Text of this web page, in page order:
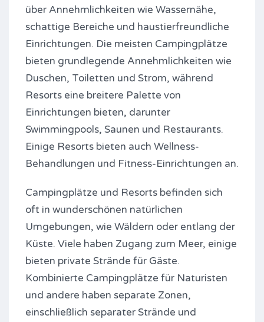
über Annehmlichkeiten wie Wassernähe,
schattige Bereiche und haustierfreundliche
Einrichtungen. Die meisten Campingplätze
bieten grundlegende Annehmlichkeiten wie
Duschen, Toiletten und Strom, während
Resorts eine breitere Palette von
Einrichtungen bieten, darunter
Swimmingpools, Saunen und Restaurants.
Einige Resorts bieten auch Wellness-
Behandlungen und Fitness-Einrichtungen an.
Campingplätze und Resorts befinden sich
oft in wunderschönen natürlichen
Umgebungen, wie Wäldern oder entlang der
Küste. Viele haben Zugang zum Meer, einige
bieten private Strände für Gäste.
Kombinierte Campingplätze für Naturisten
und andere haben separate Zonen,
einschließlich separater Strände und